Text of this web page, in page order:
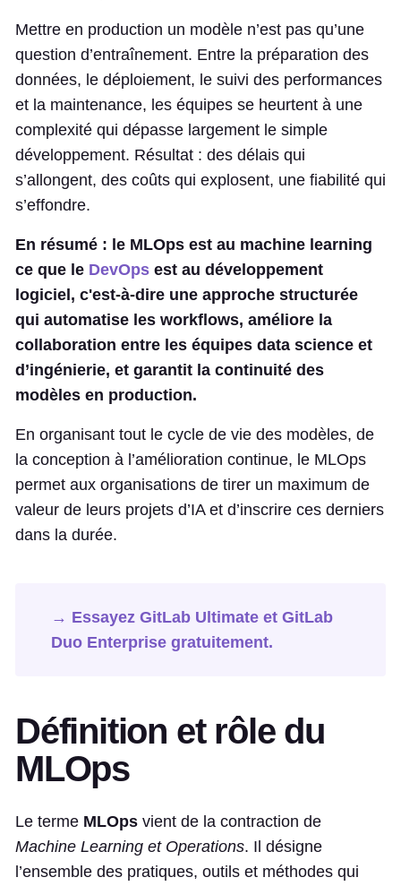
Mettre en production un modèle n’est pas qu’une
question d’entraînement. Entre la préparation des
données, le déploiement, le suivi des performances
et la maintenance, les équipes se heurtent à une
complexité qui dépasse largement le simple
développement. Résultat : des délais qui
s’allongent, des coûts qui explosent, une fiabilité qui
s’effondre.
En résumé : le MLOps est au machine learning
ce que le DevOps est au développement
logiciel, c'est-à-dire une approche structurée
qui automatise les workflows, améliore la
collaboration entre les équipes data science et
d’ingénierie, et garantit la continuité des
modèles en production.
En organisant tout le cycle de vie des modèles, de
la conception à l’amélioration continue, le MLOps
permet aux organisations de tirer un maximum de
valeur de leurs projets d’IA et d’inscrire ces derniers
dans la durée.
→ Essayez GitLab Ultimate et GitLab
Duo Enterprise gratuitement.
Définition et rôle du
MLOps
Le terme MLOps vient de la contraction de
Machine Learning et Operations. Il désigne
l’ensemble des pratiques, outils et méthodes qui